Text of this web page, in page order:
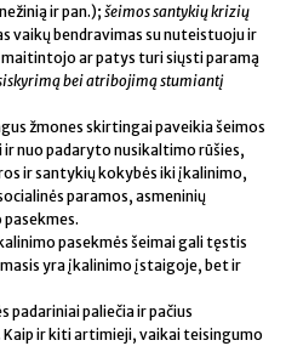
ir pan.); šeimos santykių krizių
vaikų bendravimas su nuteistuoju ir
ar patys turi siųsti paramą
bei atribojimą stumiantį
žmones skirtingai paveikia šeimos
nuo padaryto nusikaltimo rūšies,
ir santykių kokybės iki įkalinimo,
paramos, asmeninių
pasekmės šeimai gali tęstis
yra įkalinimo įstaigoje, bet ir
padariniai paliečia ir pačius
Kaip ir kiti artimieji, vaikai teisingumo